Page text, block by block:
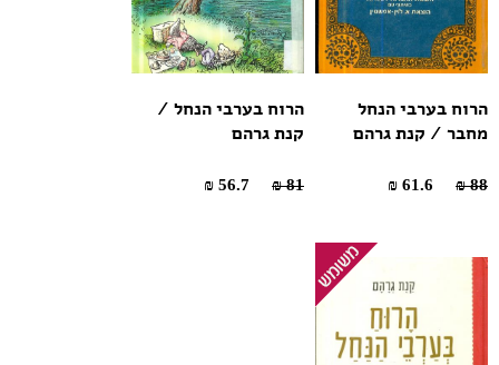
הרוח בערבי הנחל
מחבר / קנת גרהם
88 ₪
הרוח בערבי הנחל /
קנת גרהם
81 ₪